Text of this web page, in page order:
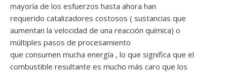
mayoría de los esfuerzos hasta ahora han
requerido catalizadores costosos ( sustancias que
aumentan la velocidad de una reacción química) o
múltiples pasos de procesamiento
que consumen mucha energía , lo que significa que el
combustible resultante es mucho más caro que los